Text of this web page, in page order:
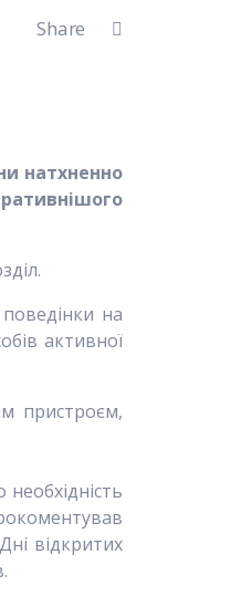
Share
натхненно
на
активної
пристроєм,
відкритих